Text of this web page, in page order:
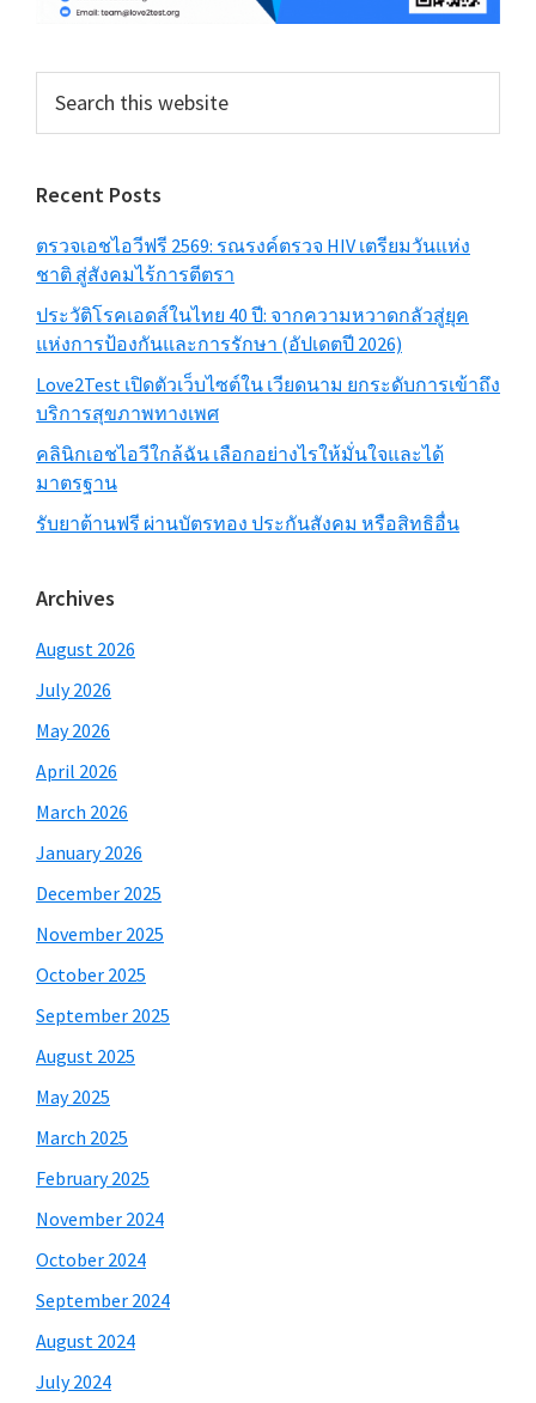
this
Recent Posts
ตรวจเอชไอวีฟรี 2569: รณรงค์ตรวจ HIV เตรียมวันแห่ง
ชาติ สู่สังคมไร้การตีตรา
ประวัติโรคเอดส์ในไทย 40 ปี: จากความหวาดกลัวสู่ยุค
แห่งการป้องกันและการรักษา (อัปเดตปี 2026)
Love2Test เปิดตัวเว็บไซต์ใน เวียดนาม ยกระดับการเข้าถึง
บริการสุขภาพทางเพศ
คลินิกเอชไอวีใกล้ฉัน เลือกอย่างไรให้มั่นใจและได้
มาตรฐาน
รับยาต้านฟรี ผ่านบัตรทอง ประกันสังคม หรือสิทธิอื่น
Archives
August 2026
July 2026
May 2026
April 2026
March 2026
January 2026
December 2025
November 2025
October 2025
September 2025
August 2025
May 2025
March 2025
February 2025
November 2024
October 2024
September 2024
August 2024
July 2024